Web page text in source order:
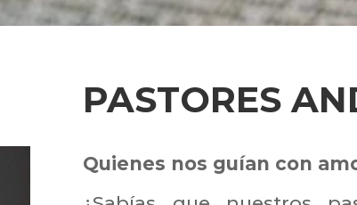
PASTORES
Quienes nos guían con